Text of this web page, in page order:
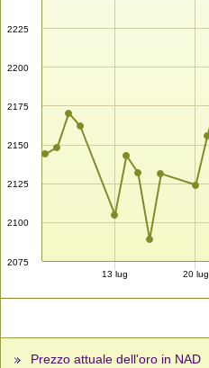
2075
2100
2125
2150
2175
2200
2225
13 lug 20 lug
Prezzo attuale dell'oro in NAD